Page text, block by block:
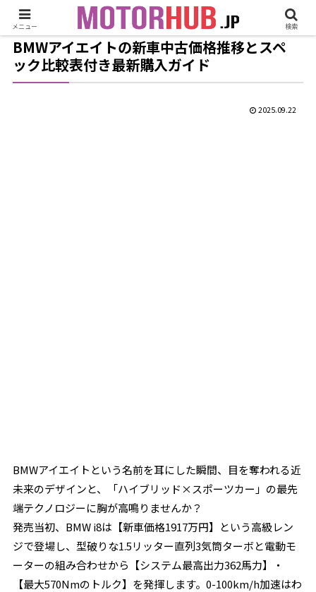
BMWアイエイトの新車中古価格推移とスペ
ック比較表付き最新購入ガイド
2025.09.22
BMWアイエイトという名前を耳にした瞬間、目を奪われる近
未来のデザインと、「ハイブリッド×スポーツカー」の最先
端テクノロジーに胸が高鳴りませんか？
発売当初、BMW i8は【新車価格1917万円】という高級レン
ジで登場し、型破りな1.5リッター直列3気筒ターボと電動モ
ーターの組み合わせから【システム最高出力362馬力】・
【最大570Nmのトルク】を発揮します。0-100km/h加速はわ
メニュー 検索